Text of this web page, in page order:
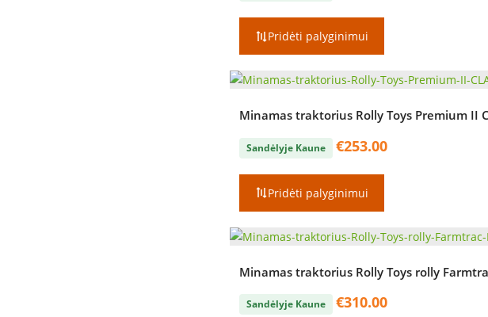
Pridėti palyginimui
Minamas traktorius Rolly Toys Premium II
Sandėlyje Kaune €253.00
Pridėti palyginimui
Minamas traktorius Rolly Toys rolly
Sandėlyje Kaune €310.00